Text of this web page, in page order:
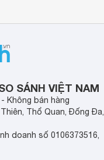
SÁNH VIỆT NAM
Không bán hàng
Thổ Quan, Đống Đa,
doanh số 0106373516,